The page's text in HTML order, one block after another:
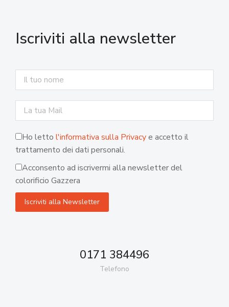
Iscriviti alla newsletter
Ho letto l'informativa sulla Privacye accetto il
trattamento dei dati personali.
Acconsento ad iscrivermi alla newsletter del
colorificio Gazzera
0171 384496
Telefono